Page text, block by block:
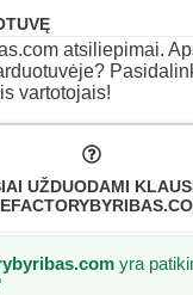
atsiliepimai.
vartotojais!
UŽDUODAMI
yra